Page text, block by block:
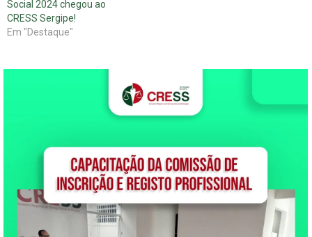
Social 2024 chegou ao
CRESS Sergipe!
Em "Destaque"